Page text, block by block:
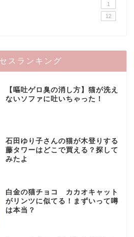
1
12
スランキング
【嘔吐ゲロ臭の消し方】猫が洗え
ないソファに吐いちゃった！
石田ゆり子さんの猫が木登りする
藤タワーはどこで買える？探して
みたよ
白金の猫チョコ カカオキャット
がリンツに似てる！まずいって噂
は本当？